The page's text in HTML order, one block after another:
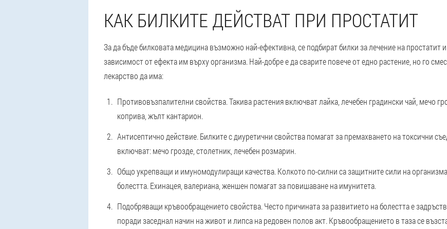
КАК БИЛКИТЕ ДЕЙСТВАТ ПРИ ПРОСТАТИТ
За да бъде билковата медицина възможно най-ефективна, се подбират билки за лечение на простатит
зависимост от ефекта им върху организма. Най-добре е да сварите повече от едно растение, но го
лекарство да има:
Противовъзпалителни свойства. Такива растения включват лайка, лечебен градински чай, мечо
коприва, жълт кантарион.
Антисептично действие. Билките с диуретични свойства помагат за премахването на токсични
включват: мечо грозде, столетник, лечебен розмарин.
Общо укрепващи и имуномодулиращи качества. Колкото по-силни са защитните сили на
болестта. Ехинацея, валериана, женшен помагат за повишаване на имунитета.
Подобряващи кръвообращението свойства. Често причината за развитието на болестта е
поради заседнал начин на живот и липса на редовен полов акт. Кръвообращението в таза се